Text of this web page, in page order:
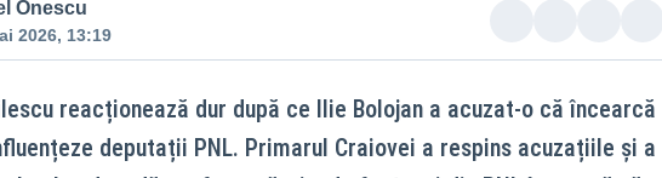
Onescu
2026, 13:19
reacționează dur după ce Ilie Bolojan a acuzat-o că încearcă
deputații PNL. Primarul Craiovei a respins acuzațiile și a